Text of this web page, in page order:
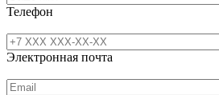
Телефон
Электронная почта